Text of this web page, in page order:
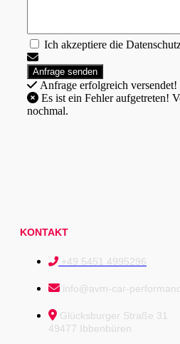
Ich akzeptiere die
Anfrage erfolgreich versendet!
nochmal.
KONTAKT
+49 5451 4995296
info@avm-car-
Glücksburger Straße 31
49477 Ibbenbüren